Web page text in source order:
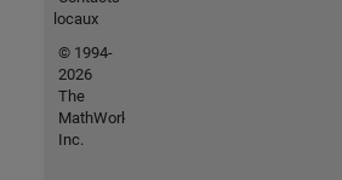
locaux
© 1994-
2026
The
MathWorks,
Inc.